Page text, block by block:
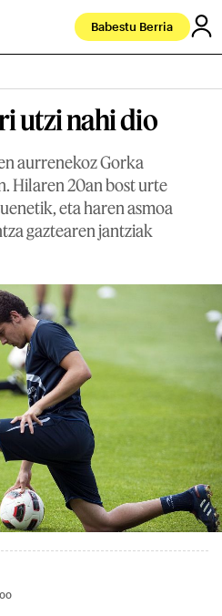
Babestu Berria
utzi nahi dio
aurrenekoz Gorka
Hilaren 20an bost urte
eta haren asmoa
gaztearen jantziak